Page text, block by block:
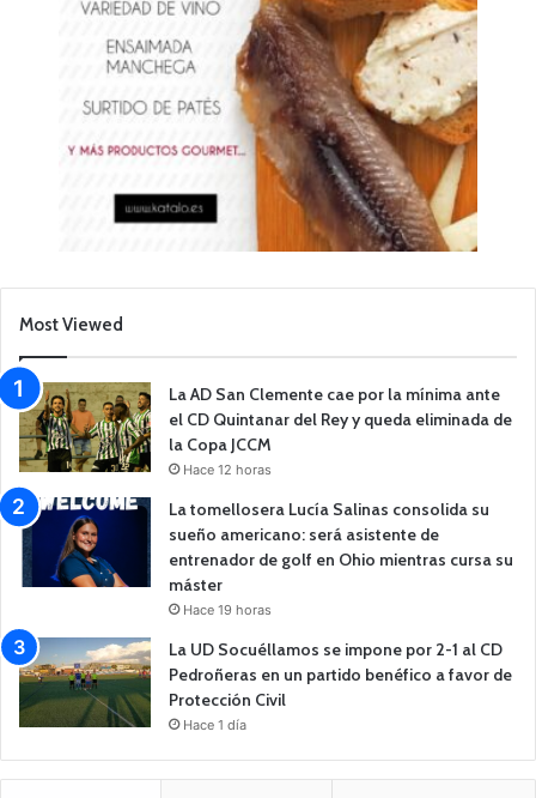
Most Viewed
La AD San Clemente cae por la mínima ante
el CD Quintanar del Rey y queda eliminada de
la Copa JCCM
Hace 12 horas
La tomellosera Lucía Salinas consolida su
sueño americano: será asistente de
entrenador de golf en Ohio mientras cursa su
máster
Hace 19 horas
La UD Socuéllamos se impone por 2-1 al CD
Pedroñeras en un partido benéfico a favor de
Protección Civil
Hace 1 día